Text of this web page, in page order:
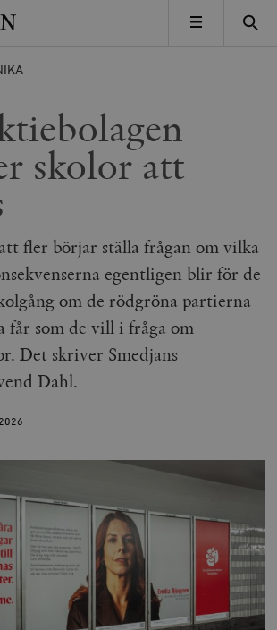
MENY
skolor att
fler börjar ställa frågan om vilka
egentligen blir för de
om de rödgröna partierna
får som de vill i fråga om
Det skriver Smedjans
Dahl.
2026